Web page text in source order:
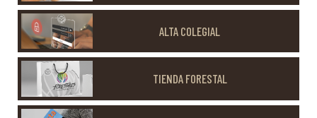
ALTA COLEGIAL
TIENDA FORESTAL